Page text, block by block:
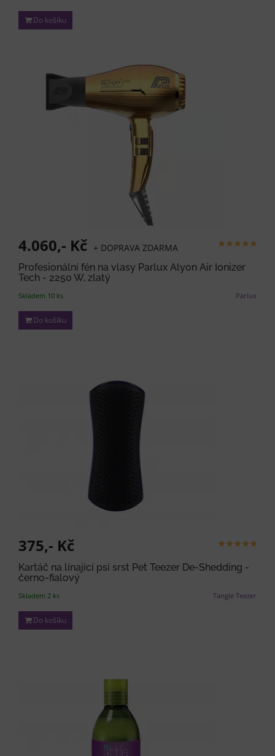
Do košíku
4.060,- Kč + DOPRAVA ZDARMA
Profesionální fén na vlasy Parlux Alyon Air Ionizer
Tech - 2250 W, zlatý
Parlux
Skladem 10 ks
Do košíku
375,- Kč
Kartáč na línající psí srst Pet Teezer De-Shedding -
černo-fialový
Tangle Teezer
Skladem 2 ks
Do košíku